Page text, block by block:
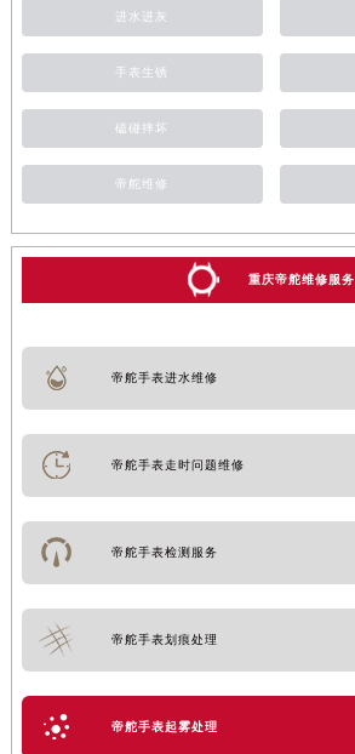
进水进灰
手表生锈
磕碰摔坏
帝舵维修
重庆帝舵维修服务
帝舵手表进水维修
帝舵手表走时问题维修
帝舵手表检测服务
帝舵手表划痕处理
帝舵手表起雾处理